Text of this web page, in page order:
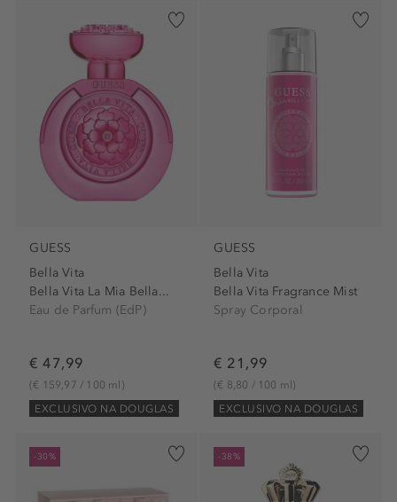
GUESS
Bella Vita
Bella Vita La Mia Bella...
Eau de Parfum (EdP)
€ 47,99
(€ 159,97 / 100 ml)
EXCLUSIVO NA DOUGLAS
GUESS
Bella Vita
Bella Vita Fragrance Mist
Spray Corporal
€ 21,99
(€ 8,80 / 100 ml)
EXCLUSIVO NA DOUGLAS
-30% -38%